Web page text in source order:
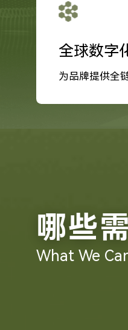
全球数字
为品牌提供全
哪些
What We